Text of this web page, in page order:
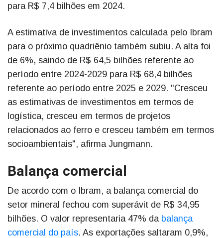
para R$ 7,4 bilhões em 2024.
A estimativa de investimentos calculada pelo Ibram
para o próximo quadriênio também subiu. A alta foi
de 6%, saindo de R$ 64,5 bilhões referente ao
período entre 2024-2029 para R$ 68,4 bilhões
referente ao período entre 2025 e 2029. "Cresceu
as estimativas de investimentos em termos de
logística, cresceu em termos de projetos
relacionados ao ferro e cresceu também em termos
socioambientais", afirma Jungmann.
Balança comercial
De acordo com o Ibram, a balança comercial do
setor mineral fechou com superávit de R$ 34,95
bilhões. O valor representaria 47% da balança
comercial do país. As exportações saltaram 0,9%,